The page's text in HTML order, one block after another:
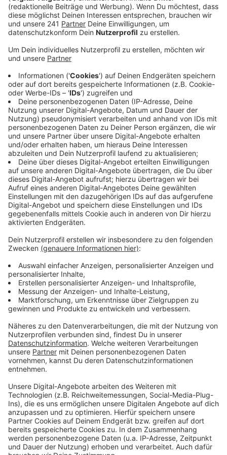
ist damit endgültig vorbei.
Veröffentlicht:Mittwoch, 18.02.2026 06:38
Anzeige
Bei der feierlichen Schlüsselübergabe in Rheindorf hat
der Festausschuss Leverkusener Karneval aber
schonmal die Sessionsmottos für das kommende Jahr
verkündet. Für Wiesdorf lautet es „Oh Fasteleer ich
lieb dich sehr“ und in Opladen werden die Jecken unter
dem Motto feiern „Vürhung op, dat Spill jeit loss,
Opladen fiert hück janz jroß“.
Anzeige
Weitere Meldungen aus Leverkusen
Leverkusen: Bayer schließt Milliardenvergleich zu
Glyphosat
Viele Falschparker und Raser vor Leverkusener
Schulen
Bilanz der Stadt: Friedliches Karneval in Leverkusen
Anzeige
Anzeige